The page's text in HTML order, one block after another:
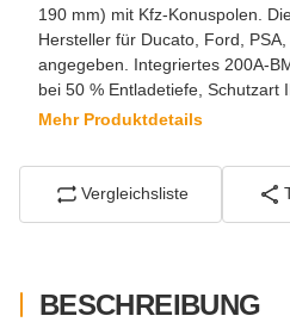
190 mm) mit Kfz-Konuspolen.
Hersteller für Ducato, Ford,
angegeben. Integriertes 200A-
bei 50 % Entladetiefe, Schutzart
Mehr Produktdetails
Vergleichsliste
BESCHREIBUNG